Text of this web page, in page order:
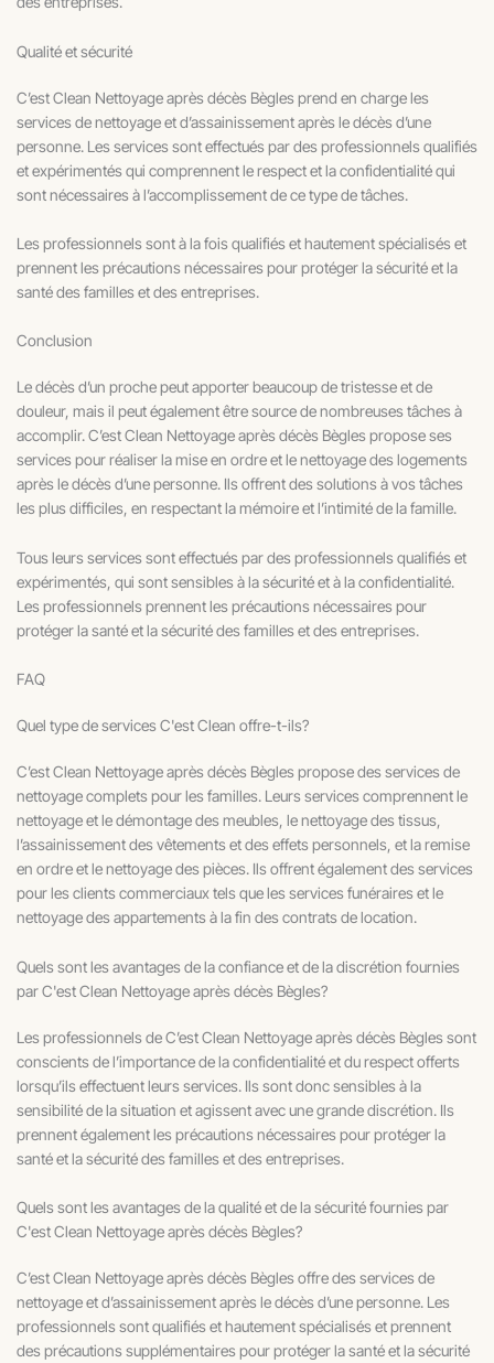
Qualité et sécurité
C’est Clean Nettoyage après décès Bègles prend en charge les
services de nettoyage et d’assainissement après le décès d’une
personne. Les services sont effectués par des professionnels qualifiés
et expérimentés qui comprennent le respect et la confidentialité qui
sont nécessaires à l’accomplissement de ce type de tâches.
Les professionnels sont à la fois qualifiés et hautement spécialisés et
prennent les précautions nécessaires pour protéger la sécurité et la
santé des familles et des entreprises.
Conclusion
Le décès d’un proche peut apporter beaucoup de tristesse et de
douleur, mais il peut également être source de nombreuses tâches à
accomplir. C’est Clean Nettoyage après décès Bègles propose ses
services pour réaliser la mise en ordre et le nettoyage des logements
après le décès d’une personne. Ils offrent des solutions à vos tâches
les plus difficiles, en respectant la mémoire et l’intimité de la famille.
Tous leurs services sont effectués par des professionnels qualifiés et
expérimentés, qui sont sensibles à la sécurité et à la confidentialité.
Les professionnels prennent les précautions nécessaires pour
protéger la santé et la sécurité des familles et des entreprises.
FAQ
Quel type de services C'est Clean offre-t-ils?
C’est Clean Nettoyage après décès Bègles propose des services de
nettoyage complets pour les familles. Leurs services comprennent le
nettoyage et le démontage des meubles, le nettoyage des tissus,
l’assainissement des vêtements et des effets personnels, et la remise
en ordre et le nettoyage des pièces. Ils offrent également des services
pour les clients commerciaux tels que les services funéraires et le
nettoyage des appartements à la fin des contrats de location.
Quels sont les avantages de la confiance et de la discrétion fournies
par C'est Clean Nettoyage après décès Bègles?
Les professionnels de C’est Clean Nettoyage après décès Bègles sont
conscients de l’importance de la confidentialité et du respect offerts
lorsqu’ils effectuent leurs services. Ils sont donc sensibles à la
sensibilité de la situation et agissent avec une grande discrétion. Ils
prennent également les précautions nécessaires pour protéger la
santé et la sécurité des familles et des entreprises.
Quels sont les avantages de la qualité et de la sécurité fournies par
C'est Clean Nettoyage après décès Bègles?
C’est Clean Nettoyage après décès Bègles offre des services de
nettoyage et d’assainissement après le décès d’une personne. Les
professionnels sont qualifiés et hautement spécialisés et prennent
des précautions supplémentaires pour protéger la santé et la sécurité